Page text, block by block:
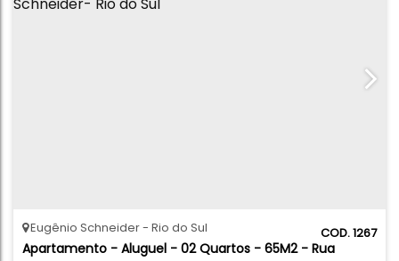
1267
Apartamento - Aluguel - 02 Quartos - 65M2 - Rua
Eugênio Schneider Rio do Sul